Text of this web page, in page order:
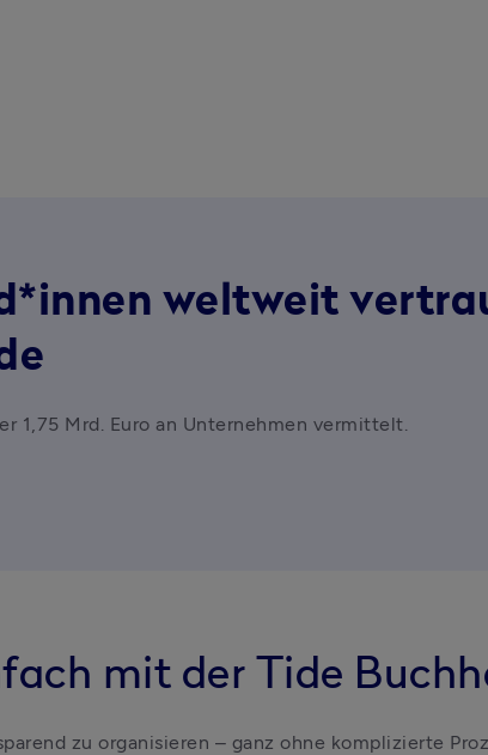
weltweit
1,75 Mrd. Euro an Unternehmen vermittelt.
mit der Tide
zu organisieren – ganz ohne komplizierte